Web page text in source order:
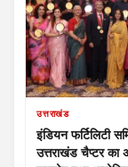
उत्तराखंड
इंडियन फर्टिलिटी
उत्तराखंड चैप्टर का